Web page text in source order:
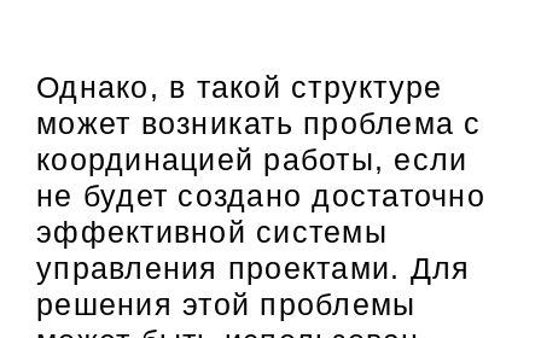
Однако, в такой структуре
может возникать проблема с
координацией работы, если
не будет создано достаточно
эффективной системы
управления проектами. Для
решения этой проблемы